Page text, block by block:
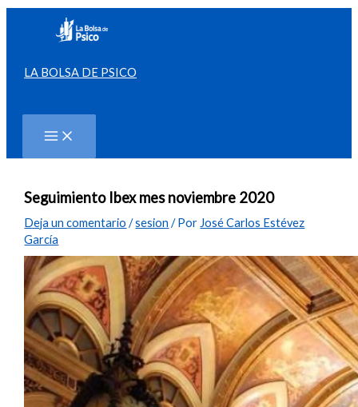
contenido
LA BOLSA DE PSICO
Seguimiento Ibex mes noviembre 2020
Deja un comentario /sesion / Por José Carlos Estévez
García